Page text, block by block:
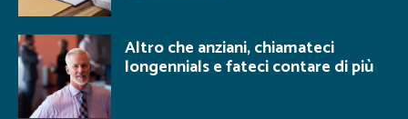
Altro che anziani, chiamateci
longennials e fateci contare di più